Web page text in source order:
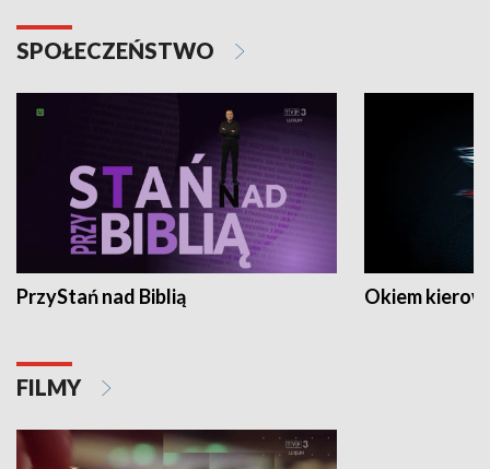
SPOŁECZEŃSTWO
PrzyStań nad Biblią Okiem
FILMY